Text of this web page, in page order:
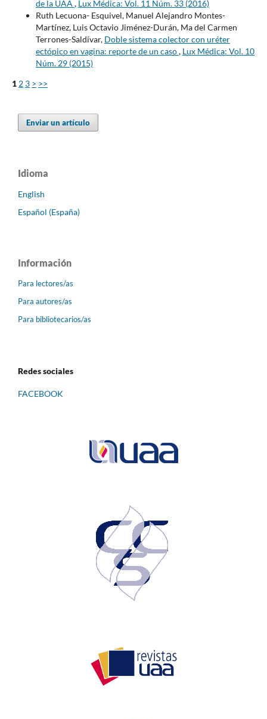
de la UAA , Lux Médica: Vol. 11 Núm. 33 (2016)
Ruth Lecuona- Esquivel, Manuel Alejandro Montes-
Martínez, Luis Octavio Jiménez-Durán, Ma del Carmen
Terrones-Saldívar, Doble sistema colector con uréter
ectópico en vagina: reporte de un caso, Lux Médica: Vol. 10
Núm. 29 (2015)
1 2 3 > >>
Enviar un artículo
Idioma
English
Español (España)
Información
Para lectores/as
Para autores/as
Para bibliotecarios/as
Redes sociales
FACEBOOK